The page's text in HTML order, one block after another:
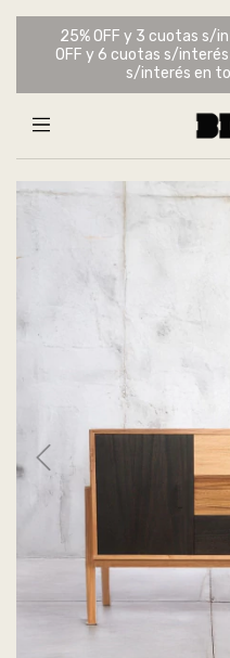
25% OFF y 3 cuotas s/
OFF y 6 cuotas s/
s/interés en